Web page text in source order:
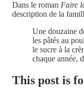
Dans le roman Faire
description de la
Une douzaine
les pâtés au
le sucre à la
chaque année,
This post is